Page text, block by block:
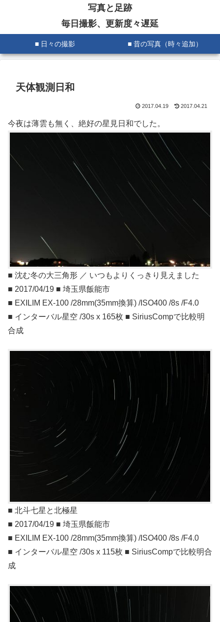
写真と足跡
毎日撮影、更新度々遅延
■ 日々の撮影 ■ 昔の写真（時々追加）
天体観測日和
2017.04.19 2017.04.21
今夜は薄雲も無く、絶好の星見日和でした。
■ 沈む冬の大三角形 ／ いつもよりくっきり見えました
■ 2017/04/19 ■ 埼玉県飯能市
■ EXILIM EX-100 /28mm(35mm換算) /ISO400 /8s /F4.0
■ インターバル星空 /30s x 165枚 ■ SiriusCompで比較明
合成
■ 北斗七星と北極星
■ 2017/04/19 ■ 埼玉県飯能市
■ EXILIM EX-100 /28mm(35mm換算) /ISO400 /8s /F4.0
■ インターバル星空 /30s x 115枚 ■ SiriusCompで比較明合
成